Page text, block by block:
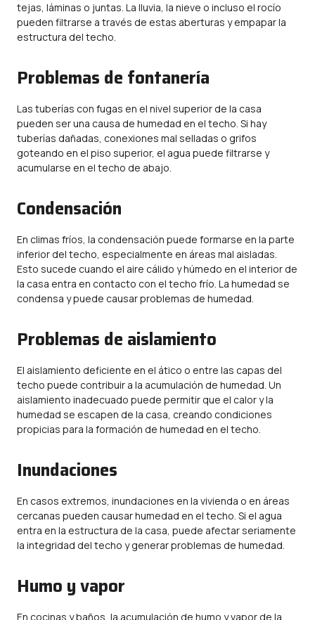
tejas, láminas o juntas. La lluvia, la nieve o incluso el rocío
pueden filtrarse a través de estas aberturas y empapar la
estructura del techo.
Problemas de fontanería
Las tuberías con fugas en el nivel superior de la casa
pueden ser una causa de humedad en el techo. Si hay
tuberías dañadas, conexiones mal selladas o grifos
goteando en el piso superior, el agua puede filtrarse y
acumularse en el techo de abajo.
Condensación
En climas fríos, la condensación puede formarse en la parte
inferior del techo, especialmente en áreas mal aisladas.
Esto sucede cuando el aire cálido y húmedo en el interior de
la casa entra en contacto con el techo frío. La humedad se
condensa y puede causar problemas de humedad.
Problemas de aislamiento
El aislamiento deficiente en el ático o entre las capas del
techo puede contribuir a la acumulación de humedad. Un
aislamiento inadecuado puede permitir que el calor y la
humedad se escapen de la casa, creando condiciones
propicias para la formación de humedad en el techo.
Inundaciones
En casos extremos, inundaciones en la vivienda o en áreas
cercanas pueden causar humedad en el techo. Si el agua
entra en la estructura de la casa, puede afectar seriamente
la integridad del techo y generar problemas de humedad.
Humo y vapor
En cocinas y baños, la acumulación de humo y vapor de la